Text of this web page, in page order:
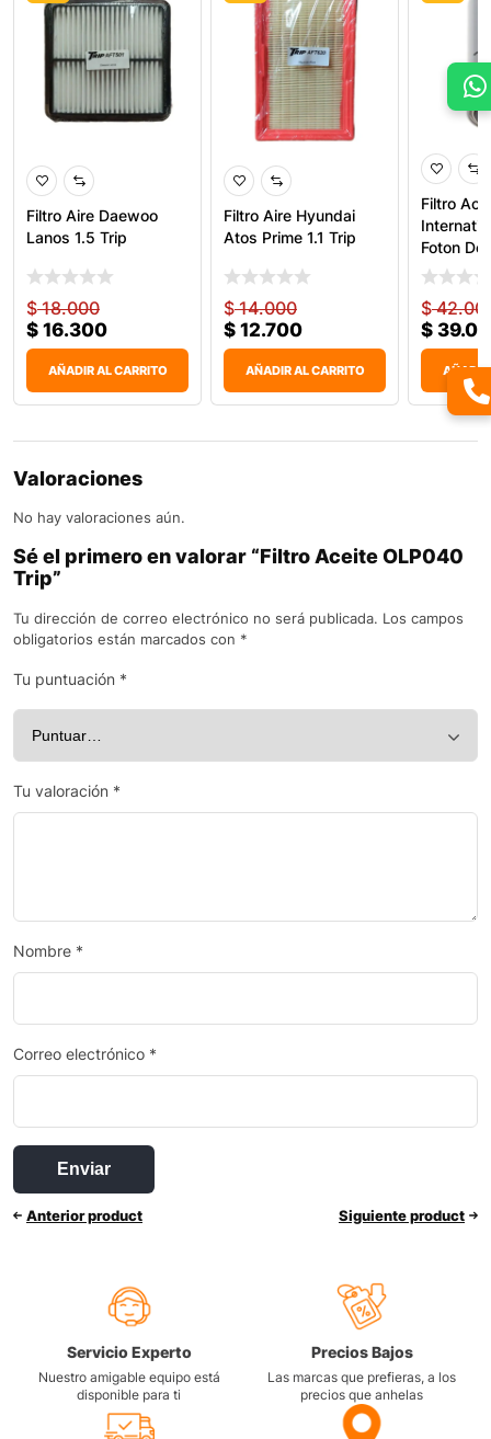
Filtro Aire Daewoo
Lanos 1.5 Trip
$18.000
$ 16.300
AÑADIR AL CARRITO
Filtro Aire Hyundai
Atos Prime 1.1 Trip
$14.000
$ 12.700
AÑADIR AL CARRITO
Filtro
Foton
51820
$
$
AÑADIR
Valoraciones
No hay valoraciones aún.
Sé el primero en valorar “Filtro Aceite OLP040
Trip”
Tu dirección de correo electrónico no será publicada. Los campos
obligatorios están marcados con *
Tu puntuación *
Tu valoración *
Nombre *
Correo electrónico *
Anterior product Siguiente product
Servicio Experto
Nuestro amigable equipo está
disponible para ti
Precios Bajos
Las marcas que prefieras, a los
precios que anhelas